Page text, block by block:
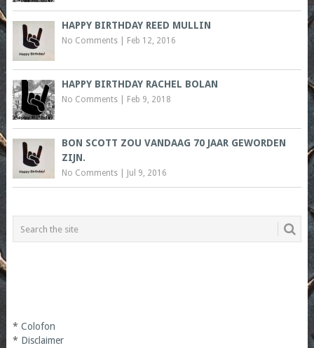
HAPPY BIRTHDAY REED MULLIN
No Comments| Feb 12, 2016
HAPPY BIRTHDAY RACHEL BOLAN
No Comments| Feb 9, 2018
BON SCOTT ZOU VANDAAG 70 JAAR GEWORDEN
ZIJN.
No Comments| Jul 9, 2016
* Colofon
* Disclaimer